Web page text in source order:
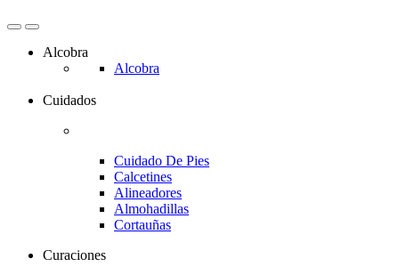
Alcobra
Alcobra
Cuidados
Cuidado De Pies
Calcetines
Alineadores
Almohadillas
Cortauñas
Curaciones